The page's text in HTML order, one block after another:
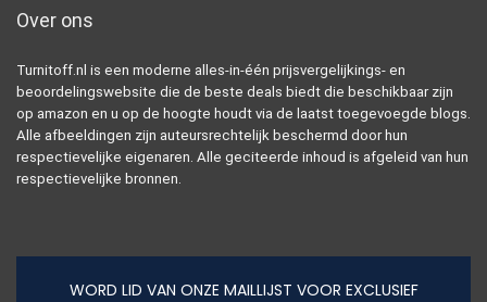
Over ons
Turnitoff.nl is een moderne alles-in-één prijsvergelijkings- en
beoordelingswebsite die de beste deals biedt die beschikbaar zijn
op amazon en u op de hoogte houdt via de laatst toegevoegde blogs.
Alle afbeeldingen zijn auteursrechtelijk beschermd door hun
respectievelijke eigenaren. Alle geciteerde inhoud is afgeleid van hun
respectievelijke bronnen.
WORD LID VAN ONZE MAILLIJST VOOR EXCLUSIEF